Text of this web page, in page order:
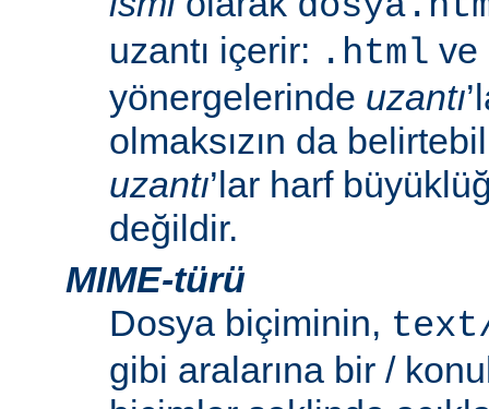
uzantı içerir: .html ve
yönergelerinde uzantı
olmaksızın da
uzantı’lar harf
değildir.
MIME-türü
Dosya biçiminin,
gibi aralarına bir /